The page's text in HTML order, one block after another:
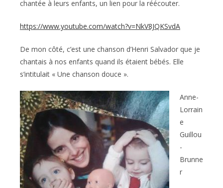
chantée à leurs enfants, un lien pour la réécouter.
https://www.youtube.com/watch?v=NkV8JQKSvdA
De mon côté, c’est une chanson d’Henri Salvador que je
chantais à nos enfants quand ils étaient bébés. Elle
s’intitulait « Une chanson douce ».
Anne-
Lorrain
e
Guillou
-
Brunne
r